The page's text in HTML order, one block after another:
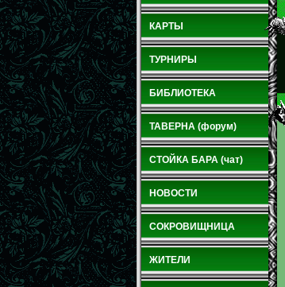
КАРТЫ
ТУРНИРЫ
БИБЛИОТЕКА
ТАВЕРНА (форум)
СТОЙКА БАРА (чат)
НОВОСТИ
СОКРОВИЩНИЦА
ЖИТЕЛИ